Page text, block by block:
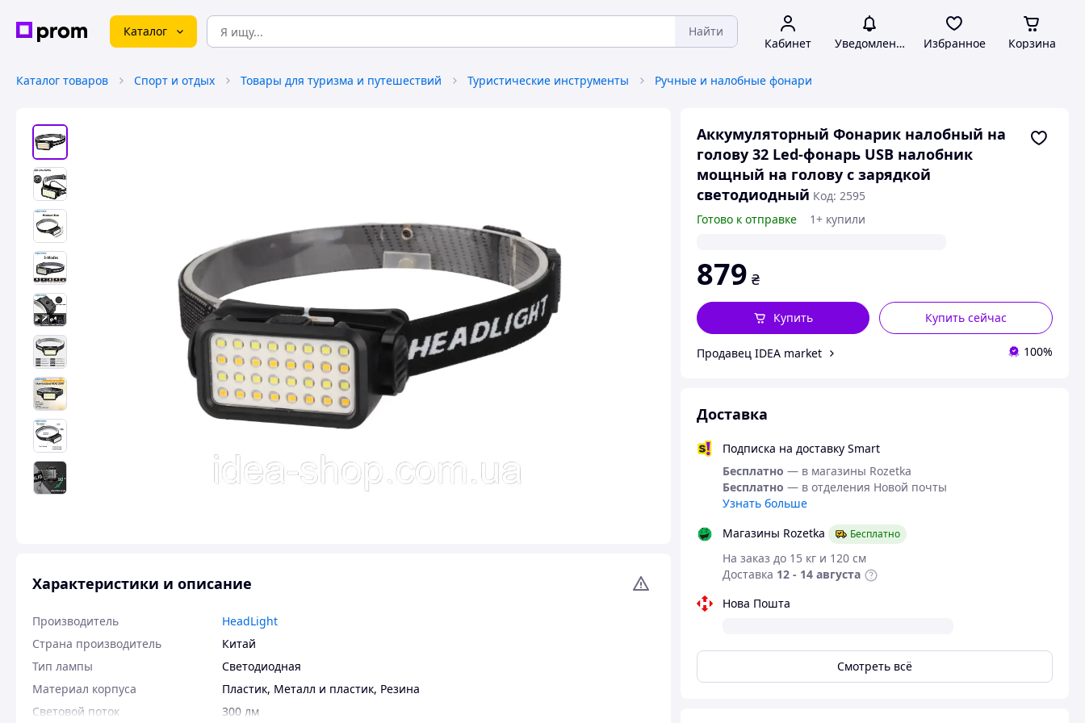
Каталог Найти
Кабинет Уведомления Избранное Корзина
Каталог товаров Спорт и отдых Товары для туризма и путешествий Туристические инструменты Ручные и налобные фонари
Аккумуляторный Фонарик налобный на
голову 32 Led-фонарь USB налобник
мощный на голову с зарядкой
светодиодный Код: 2595
Готово к отправке
1+ купили
879 ₴
Купить сейчас
Купить
Продавец IDEA market 100%
Доставка
Подписка на доставку Smart
Бесплатно — в магазины Rozetka
Бесплатно — в отделения Новой почты
Узнать больше
Магазины Rozetka
Бесплатно
На заказ до 15 кг и 120 см
Доставка 12 - 14 августа
Нова Пошта
Смотреть всё
Характеристики и описание
Производитель
HeadLight
Страна производитель
Китай
Тип лампы
Светодиодная
Материал корпуса
Пластик, Металл и пластик, Резина
Световой поток
300 лм